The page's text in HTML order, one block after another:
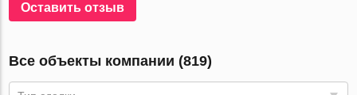
Оставить отзыв
Все объекты компании (819)